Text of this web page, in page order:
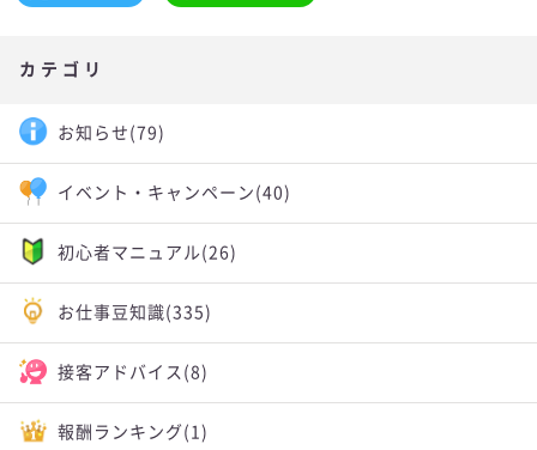
カテゴリ
お知らせ (79)
イベント・キャンペーン (40)
初心者マニュアル(26)
お仕事豆知識(335)
接客アドバイス (8)
報酬ランキング (1)